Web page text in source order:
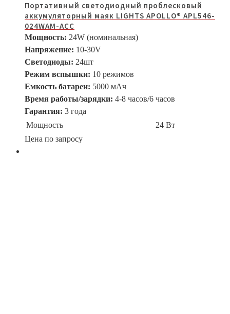
Портативный светодиодный проблесковый
аккумуляторный маяк LIGHTS APOLLO® APL546-
024WAM-ACC
Мощность: 24W (номинальная)
Напряжение: 10-30V
Светодиоды: 24шт
Режим вспышки: 10 режимов
Емкость батареи: 5000 мАч
Время работы/зарядки: 4-8 часов/6 часов
Гарантия: 3 года
Мощность
24 Вт
Цена по запросу